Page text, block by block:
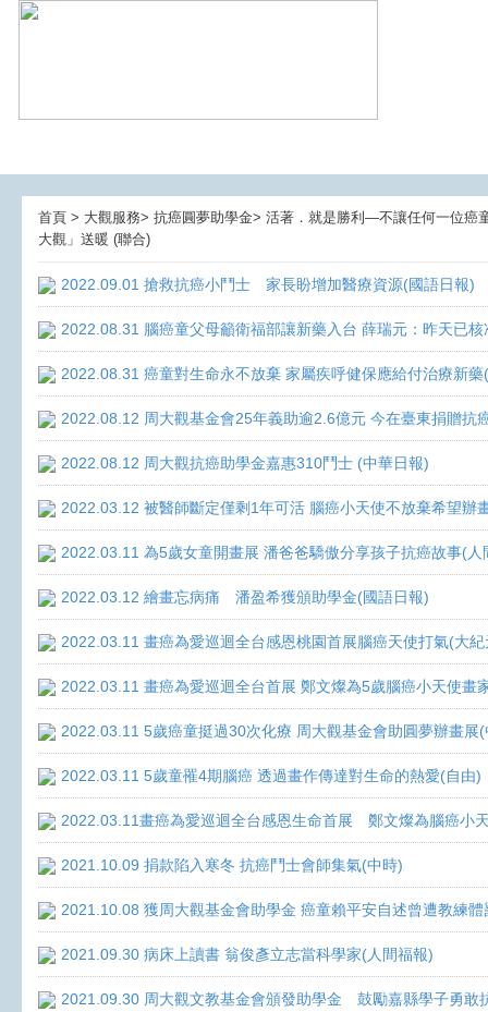
首頁 > 大觀服務> 抗癌圓夢助學金> 活著．就是勝利—不讓任何一位癌
大觀」送暖 (聯合)
2022.09.01 搶救抗癌小鬥士 家長盼增加醫療資源(國語日報)
2022.08.31 腦癌童父母籲衛福部讓新藥入台 薛瑞元：昨天已
2022.08.31 癌童對生命永不放棄 家屬疾呼健保應給付治療新藥
2022.08.12 周大觀基金會25年義助逾2.6億元 今在臺東捐贈抗
2022.08.12 周大觀抗癌助學金嘉惠310鬥士 (中華日報)
2022.03.12 被醫師斷定僅剩1年可活 腦癌小天使不放棄希望辦
2022.03.11 為5歲女童開畫展 潘爸爸驕傲分享孩子抗癌故事(人
2022.03.12 繪畫忘病痛 潘盈希獲頒助學金(國語日報)
2022.03.11 畫癌為愛巡迴全台感恩桃園首展腦癌天使打氣(大紀
2022.03.11 畫癌為愛巡迴全台首展 鄭文燦為5歲腦癌小天使畫
2022.03.11 5歲癌童挺過30次化療 周大觀基金會助圓夢辦畫展
2022.03.11 5歲童罹4期腦癌 透過畫作傳達對生命的熱愛(自由)
2022.03.11畫癌為愛巡迴全台感恩生命首展 鄭文燦為腦癌小
2021.10.09 捐款陷入寒冬 抗癌鬥士會師集氣(中時)
2021.10.08 獲周大觀基金會助學金 癌童賴平安自述曾遭教練體
2021.09.30 病床上讀書 翁俊彥立志當科學家(人間福報)
2021.09.30 周大觀文教基金會頒發助學金 鼓勵嘉縣學子勇敢